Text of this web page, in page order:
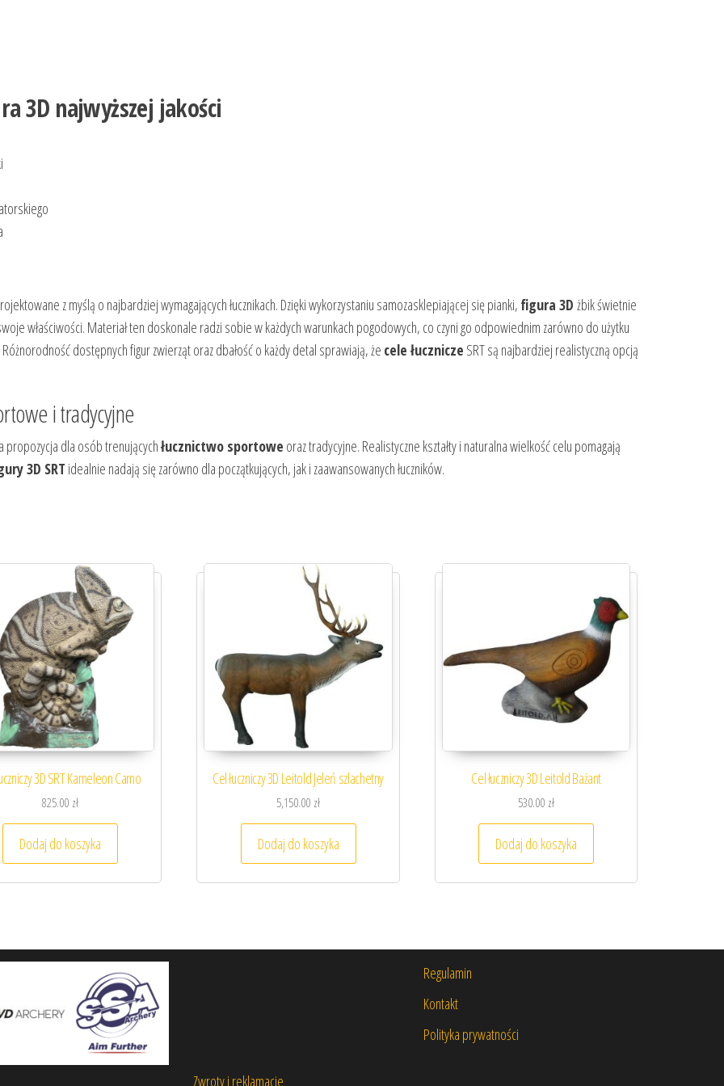
3D najwyższej jakości
z myślą o najbardziej wymagających łucznikach. Dzięki wykorzystaniu samozasklepiającej się pianki, figura 3D żbik świetnie
właściwości. Materiał ten doskonale radzi sobie w każdych warunkach pogodowych, co czyni go odpowiednim zarówno do użytku
dostępnych figur zwierząt oraz dbałość o każdy detal sprawiają, że cele łucznicze SRT są najbardziej realistyczną opcją
i tradycyjne
propozycja dla osób trenującychłucznictwo sportowe oraz tradycyjne. Realistyczne kształty i naturalna wielkość celu pomagają
3D SRT idealnie nadają się zarówno dla początkujących, jak i zaawansowanych łuczników.
3D SRT Kameleon Camo
825.00 zł
Dodaj do koszyka
Cel łuczniczy 3D Leitold Jeleń szlachetny
5,150.00 zł
Dodaj do koszyka
Cel łuczniczy 3D Leitold Bażant
530.00 zł
Dodaj do koszyka
Regulamin
Kontakt
Polityka prywatności
Zwroty i reklamacje